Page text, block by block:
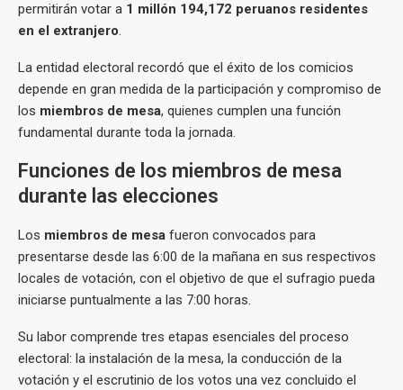
permitirán votar a 1 millón 194,172 peruanos residentes
en el extranjero.
La entidad electoral recordó que el éxito de los comicios
depende en gran medida de la participación y compromiso de
los miembros de mesa, quienes cumplen una función
fundamental durante toda la jornada.
Funciones de los miembros de mesa
durante las elecciones
Los miembros de mesa fueron convocados para
presentarse desde las 6:00 de la mañana en sus respectivos
locales de votación, con el objetivo de que el sufragio pueda
iniciarse puntualmente a las 7:00 horas.
Su labor comprende tres etapas esenciales del proceso
electoral: la instalación de la mesa, la conducción de la
votación y el escrutinio de los votos una vez concluido el